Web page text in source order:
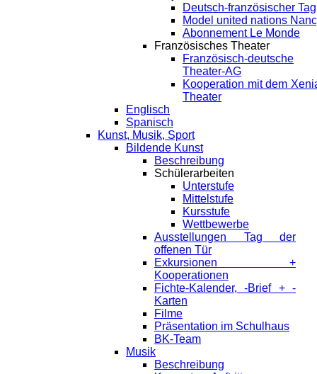
Deutsch-französischer Tag
Model united nations
Abonnement Le Monde
Französisches Theater
Französisch-deutsche
Theater-AG
Kooperation mit dem
Theater
Englisch
Spanisch
Kunst, Musik, Sport
Bildende Kunst
Beschreibung
Schülerarbeiten
Unterstufe
Mittelstufe
Kursstufe
Wettbewerbe
Ausstellungen Tag der
offenen Tür
Exkursionen +
Kooperationen
Fichte-Kalender, -Brief + -
Karten
Filme
Präsentation im Schulhaus
BK-Team
Musik
Beschreibung